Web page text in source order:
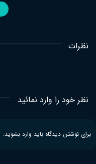
مرکز مطالعات و پاسخگویی به
نظرات
نظر خود را وارد نمائید
برای نوشتن دیدگاه باید وارد بشوید.